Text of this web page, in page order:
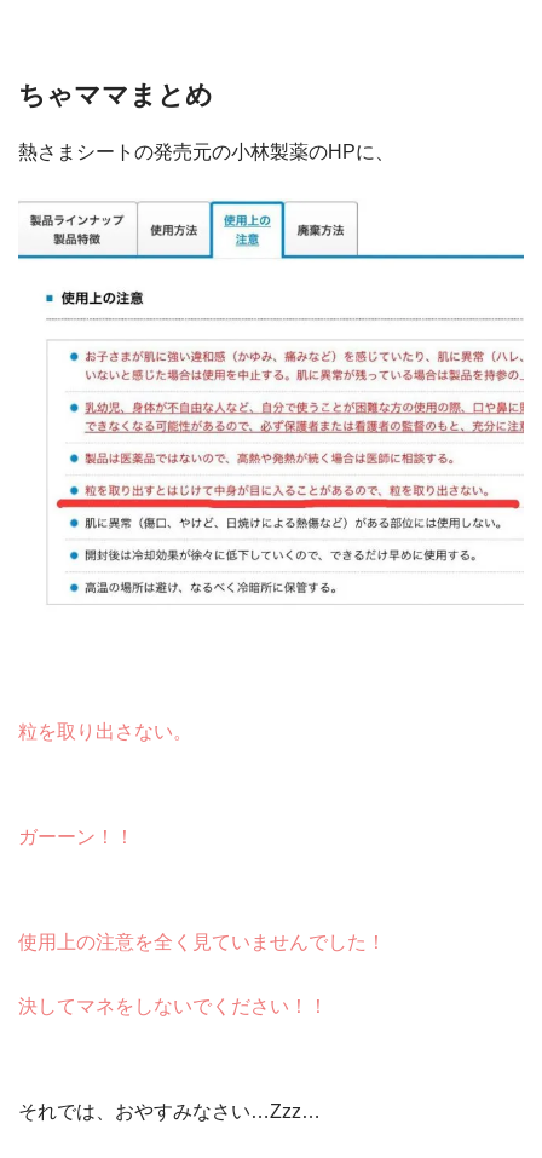
ちゃママまとめ
熱さまシートの発売元の小林製薬のHPに、
粒を取り出さない。
ガーーン！！
使用上の注意を全く見ていませんでした！
決してマネをしないでください！！
それでは、おやすみなさい…Zzz…